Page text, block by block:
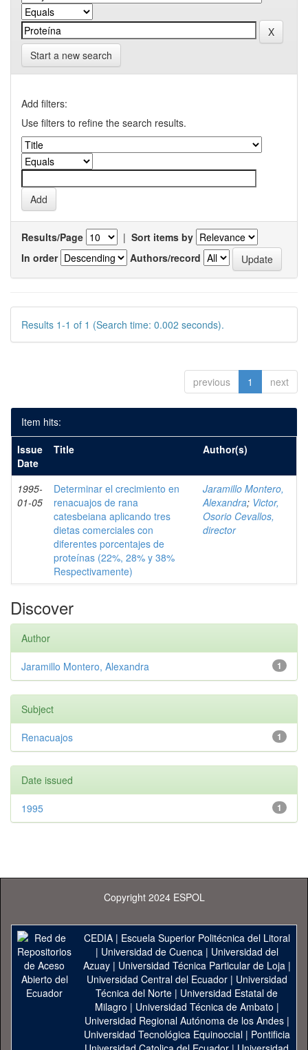
Start a new search
Add filters:
Use filters to refine the search results.
Results/Page | Sort items by
In order
Authors/record
Results 1-1 of 1 (Search time: 0.002 seconds).
previous 1 next
Item hits:
Issue
Date
Title Author(s)
1995-
01-05
Determinar el crecimiento en
renacuajos de rana
catesbeiana aplicando tres
dietas comerciales con
diferentes porcentajes de
proteínas (22%, 28% y 38%
Respectivamente)
Jaramillo Montero,
Alexandra; Victor,
Osorio Cevallos,
director
Discover
Author
1
Jaramillo Montero, Alexandra
Subject
1
Renacuajos
Date issued
1
1995
Copyright 2024 ESPOL
CEDIA| Escuela Superior Politécnica del Litoral
| Universidad de Cuenca| Universidad del
Azuay| Universidad Técnica Particular de Loja|
Universidad Central del Ecuador| Universidad
Técnica del Norte | Universidad Estatal de
Milagro | Universidad Técnica de Ambato |
Universidad Regional Autónoma de los Andes|
Universidad Tecnológica Equinoccial| Pontificia